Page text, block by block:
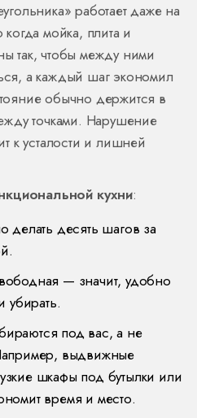
работает даже на
мойка, плита и
так, чтобы между ними
а каждый шаг экономил
обычно держится в
точками. Нарушение
к усталости и лишней
кухни:
делать десять шагов за
— значит, удобно
убирать.
под вас, а не
выдвижные
шкафы под бутылки или
время и место.